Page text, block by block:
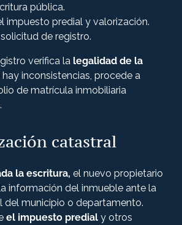
pública.
impuesto predial y valorización.
de registro.
verifica la legalidad de la
hay inconsistencias, procede a
de matrícula inmobiliaria
catastral
la escritura, el nuevo propietario
información del inmueble ante la
del municipio o departamento.
el impuesto predial y otros